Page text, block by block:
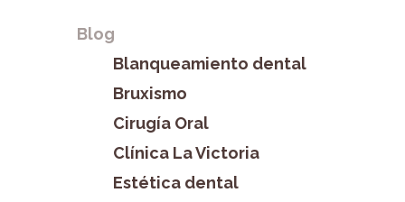
Blog
Blanqueamiento dental
Bruxismo
Cirugía Oral
Clínica La Victoria
Estética dental